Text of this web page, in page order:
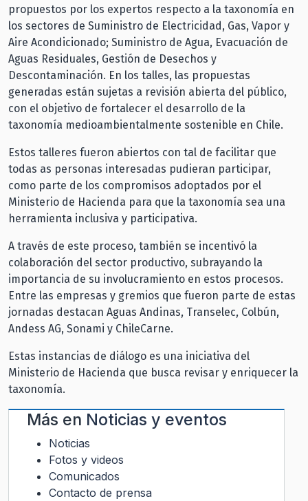
propuestos por los expertos respecto a la taxonomía en
los sectores de Suministro de Electricidad, Gas, Vapor y
Aire Acondicionado; Suministro de Agua, Evacuación de
Aguas Residuales, Gestión de Desechos y
Descontaminación. En los talles, las propuestas
generadas están sujetas a revisión abierta del público,
con el objetivo de fortalecer el desarrollo de la
taxonomía medioambientalmente sostenible en Chile.
Estos talleres fueron abiertos con tal de facilitar que
todas as personas interesadas pudieran participar,
como parte de los compromisos adoptados por el
Ministerio de Hacienda para que la taxonomía sea una
herramienta inclusiva y participativa.
A través de este proceso, también se incentivó la
colaboración del sector productivo, subrayando la
importancia de su involucramiento en estos procesos.
Entre las empresas y gremios que fueron parte de estas
jornadas destacan Aguas Andinas, Transelec, Colbún,
Andess AG, Sonami y ChileCarne.
Estas instancias de diálogo es una iniciativa del
Ministerio de Hacienda que busca revisar y enriquecer la
taxonomía.
Más en Noticias y eventos
Noticias
Fotos y videos
Comunicados
Contacto de prensa